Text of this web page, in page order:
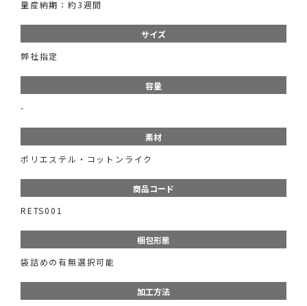
量産納期：約3週間
サイズ
弊社指定
容量
-
素材
ポリエステル・コットンライク
商品コード
RETS001
梱包形態
袋詰めの有無選択可能
加工方法